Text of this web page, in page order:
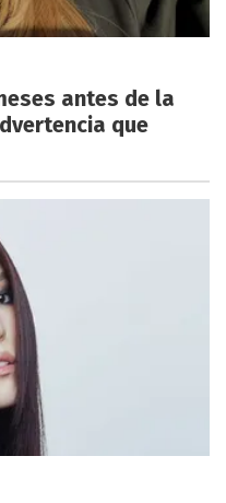
antes de la
que